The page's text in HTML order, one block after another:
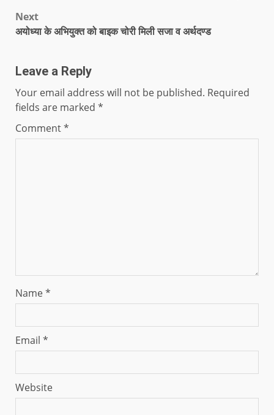
Next
अयोध्या के अभियुक्त को बाइक चोरी मिली सजा व अर्थदण्ड
Leave a Reply
Your email address will not be published. Required
fields are marked *
Comment*
Name*
Email *
Website